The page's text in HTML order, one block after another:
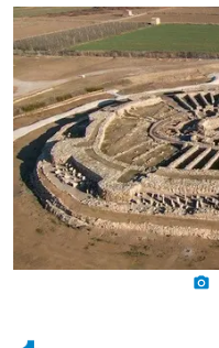
photo_camera